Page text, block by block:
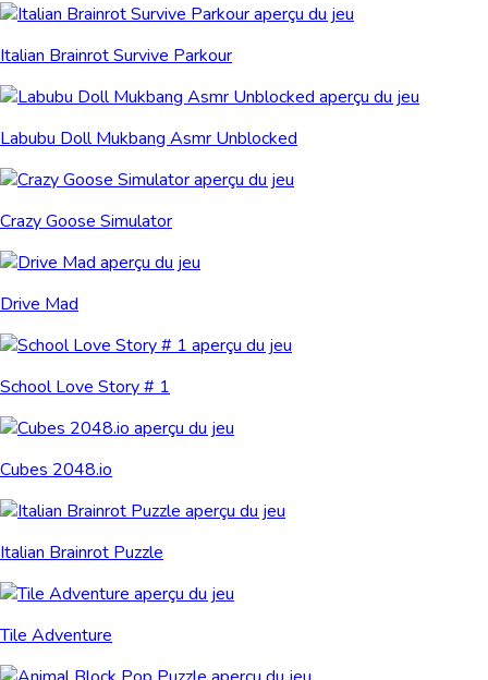
Italian Brainrot Survive Parkour
Labubu Doll Mukbang Asmr Unblocked
Crazy Goose Simulator
Drive Mad
School Love Story # 1
Cubes 2048.io
Italian Brainrot Puzzle
Tile Adventure